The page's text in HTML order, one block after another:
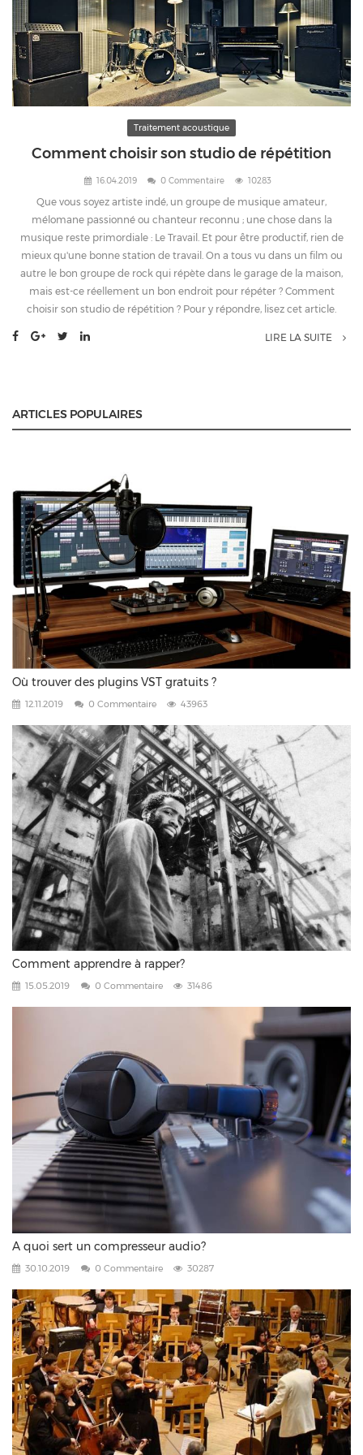
Traitement acoustique
Comment choisir son studio de répétition
16.04.2019 0 Commentaire 10283
Que vous soyez artiste indé, un groupe de musique amateur,
mélomane passionné ou chanteur reconnu ; une chose dans la
musique reste primordiale : Le Travail. Et pour être productif, rien de
mieux qu'une bonne station de travail. On a tous vu dans un film ou
autre le bon groupe de rock qui répète dans le garage de la maison,
mais est-ce réellement un bon endroit pour répéter ? Comment
choisir son studio de répétition ? Pour y répondre, lisez cet article.
LIRE LA SUITE
ARTICLES POPULAIRES
Où trouver des plugins VST gratuits ?
12.11.2019 0 Commentaire 43963
Comment apprendre à rapper?
15.05.2019 0 Commentaire 31486
A quoi sert un compresseur audio?
30.10.2019 0 Commentaire 30287